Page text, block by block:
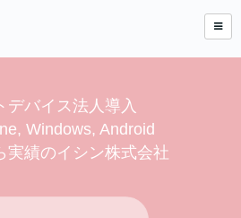
デバイス法人導入
Windows, Android
実績のイシン株式会社